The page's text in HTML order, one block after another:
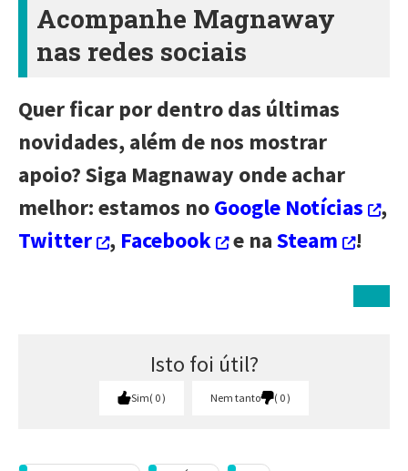
Acompanhe Magnaway
nas redes sociais
Quer ficar por dentro das últimas
novidades, além de nos mostrar
apoio? Siga Magnaway onde achar
melhor: estamos noGoogle Notícias
,
Twitter
, Facebook e naSteam !
Isto foi útil?
Sim 0 Nem tanto 0